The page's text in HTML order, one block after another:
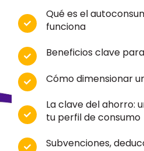
Qué es el
funciona
Beneficios clave
Cómo dimensionar
La clave del ahorro:
tu perfil de consumo
Subvenciones,